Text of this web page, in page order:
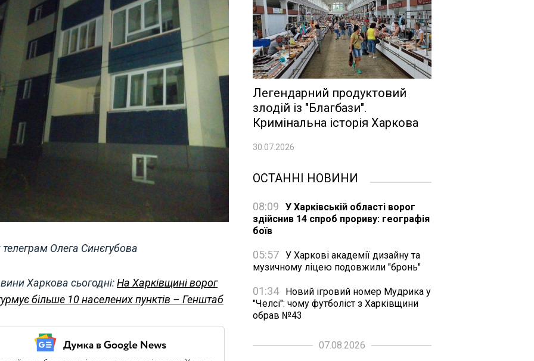
Олега Синєгубова
Харкова сьогодні:На Харківщині ворог
більше 10 населених пунктів – Генштаб
Легендарний продуктовий
злодій із "Благбази".
Кримінальна історія Харкова
30.07.2026
ОСТАННІ НОВИНИ
08:09
У Харківській області ворог
здійснив 14 спроб прориву: географія
боїв
05:57 У Харкові академії дизайну та
музичному ліцею подовжили "бронь"
01:34
Новий ігровий номер Мудрика у
"Челсі": чому футболіст з Харківщини
обрав №43
07.08.2026